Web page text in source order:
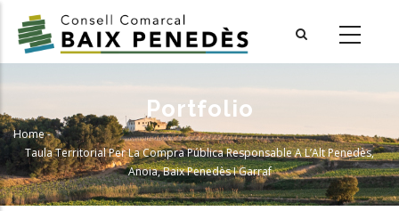
main
Portfolio
Breadcrumb
Home-
Taula Territorial Per La Compra Pública Responsable A L’Alt Penedès,
Anoia, Baix Penedès I Garraf